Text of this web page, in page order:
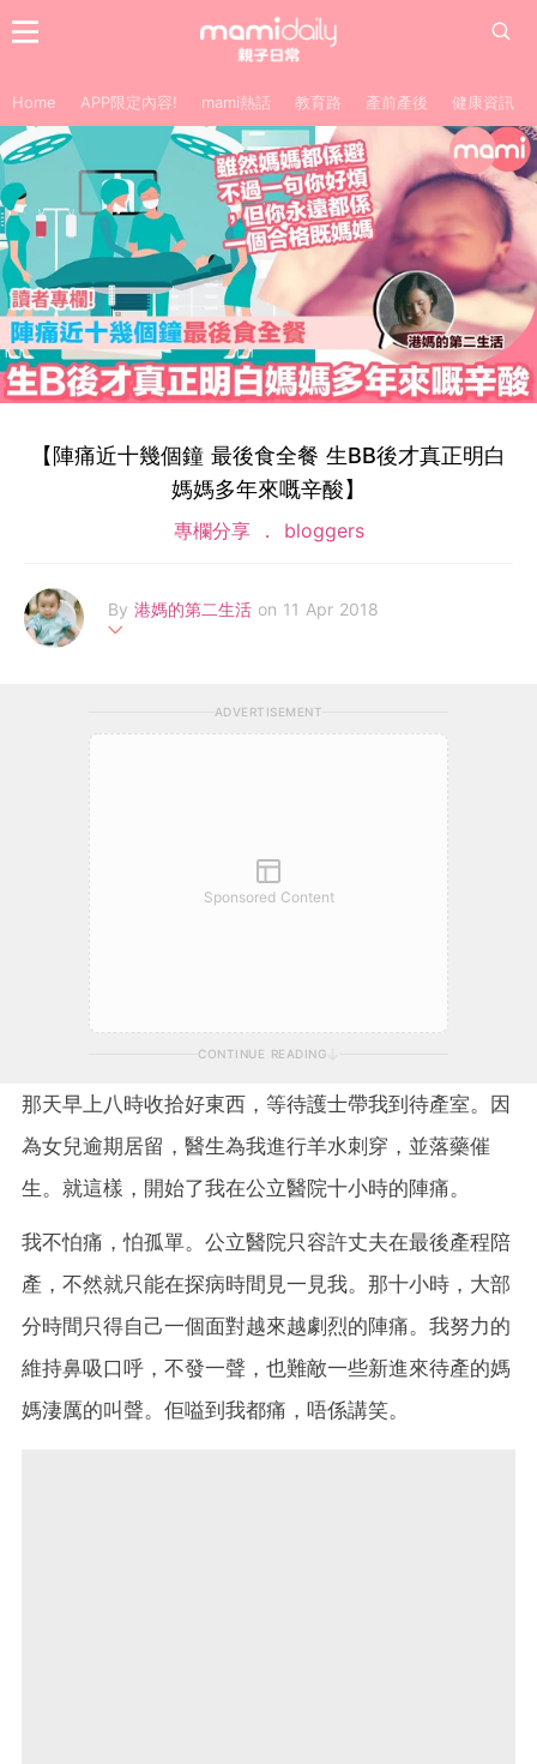
Home APP限定內容! mami熱話 教育路 產前產後 健康資訊
【陣痛近十幾個鐘 最後食全餐 生BB後才真正明白
媽媽多年來嘅辛酸】
專欄分享 bloggers
By 港媽的第二生活 on 11 Apr 2018
己嘅子女。決定開個Blog分享自己努力尋找work-life balance的過
ADVERTISEMENT
Sponsored Content
CONTINUE READING
那天早上八時收拾好東西，等待護士帶我到待產室。因
為女兒逾期居留，醫生為我進行羊水刺穿，並落藥催
生。就這樣，開始了我在公立醫院十小時的陣痛。
我不怕痛，怕孤單。公立醫院只容許丈夫在最後產程陪
產，不然就只能在探病時間見一見我。那十小時，大部
分時間只得自己一個面對越來越劇烈的陣痛。我努力的
維持鼻吸口呼，不發一聲，也難敵一些新進來待產的媽
媽淒厲的叫聲。佢嗌到我都痛，唔係講笑。